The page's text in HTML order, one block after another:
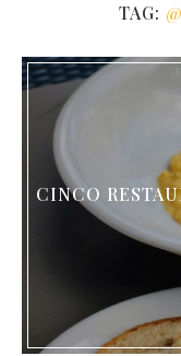
TAG:
CINCO